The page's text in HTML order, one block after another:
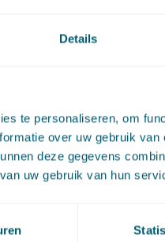
Details
te personaliseren, om
over uw gebruik
deze gegevens
uw gebruik van hun
en partner op de
2024